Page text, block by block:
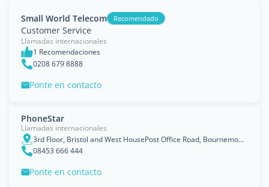
Small World Telecom Recomendado
Customer Service
Llamadas internacionales
1 Recomendaciones
0208 679 8888
Ponte en contacto
PhoneStar
Llamadas internacionales
3rd Floor, Bristol and West HousePost Office Road, Bournemouth
08453 666 444
Ponte en contacto